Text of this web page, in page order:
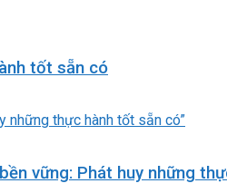
tốt sẵn có
vững: Phát huy những